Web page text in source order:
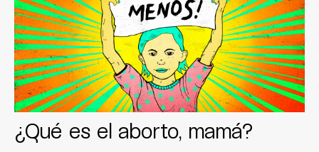
¿Qué es el aborto, mamá?